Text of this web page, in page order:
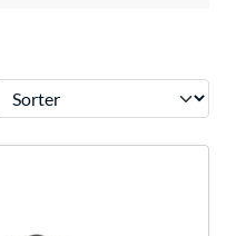
Sorter